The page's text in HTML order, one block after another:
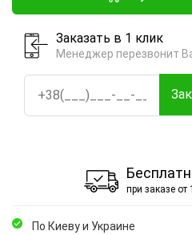
Заказать в 1 клик
Менеджер перезвонит
при заказе от
По Киеву и Украине